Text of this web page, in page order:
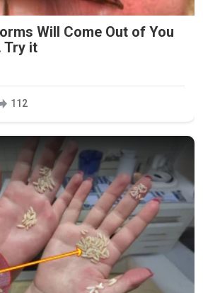
Will Come Out of You
Try it
112